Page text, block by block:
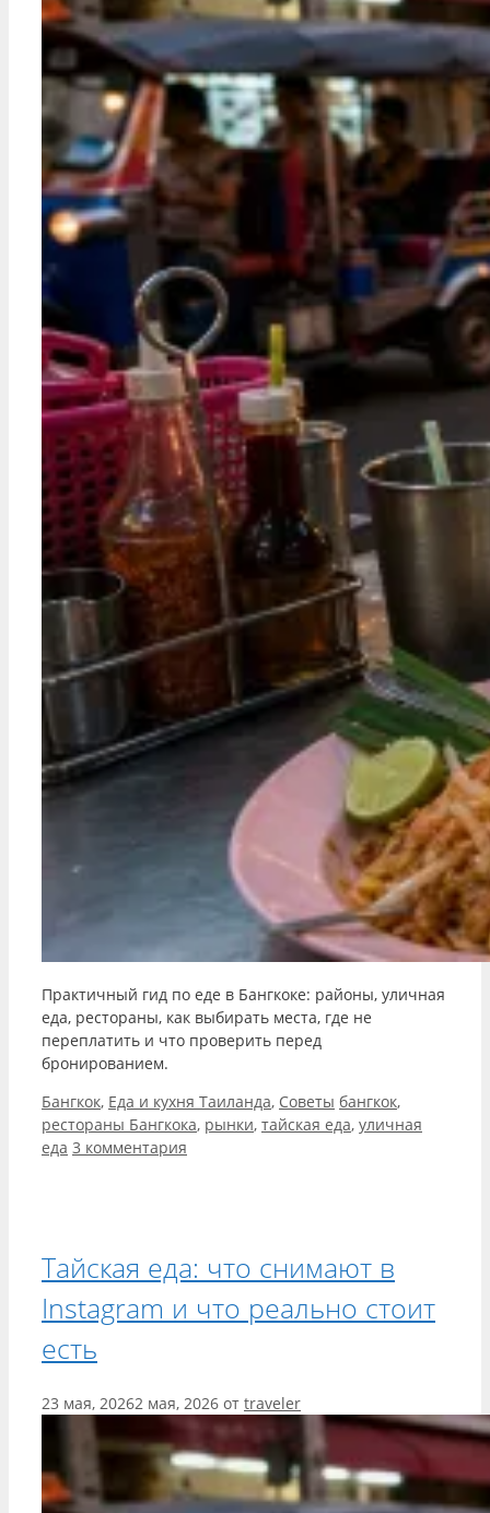
Практичный гид по еде в Бангкоке: районы, уличная
еда, рестораны, как выбирать места, где не
переплатить и что проверить перед
бронированием.
Рубрики
Бангкок, Еда и кухня Таиланда, Советы Метки
бангкок,
рестораны Бангкока, рынки, тайская еда, уличная
еда 3 комментария
Тайская еда: что снимают в
Instagram и что реально стоит
есть
23 мая, 20262 мая, 2026 от traveler